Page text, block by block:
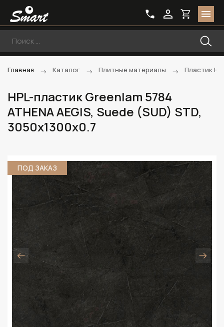
Главная Каталог Плитные материалы Пластик
HPL-пластик Greenlam 5784
ATHENA AEGIS, Suede (SUD) STD,
3050х1300х0.7
ПОД ЗАКАЗ